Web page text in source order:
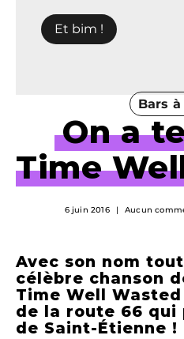
Bars
On a
Time
6 juin 2016 Aucun
Avec son nom
célèbre chanson
Time Well
de la route 66 qui
de Saint-Étienne !